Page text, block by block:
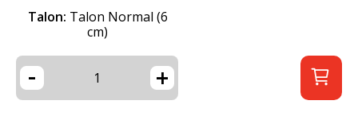
Talon: Talon Normal (6
cm)
- +